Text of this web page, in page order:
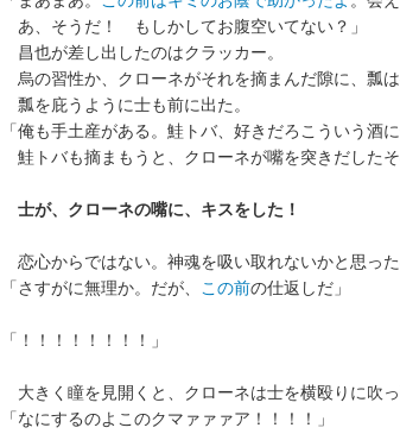
あ、そうだ！ もしかしてお腹空いてない？」
昌也が差し出したのはクラッカー。
烏の習性か、クローネがそれを摘まんだ隙に、瓢は
瓢を庇うように士も前に出た。
「俺も手土産がある。鮭トバ、好きだろこういう酒に
鮭トバも摘まもうと、クローネが嘴を突きだしたそ
士が、クローネの嘴に、キスをした！
恋心からではない。神魂を吸い取れないかと思った
「さすがに無理か。だが、 この前の仕返しだ」
「！！！！！！！！」
大きく瞳を見開くと、クローネは士を横殴りに吹っ
「なにするのよこのクマァァァア！！！！」